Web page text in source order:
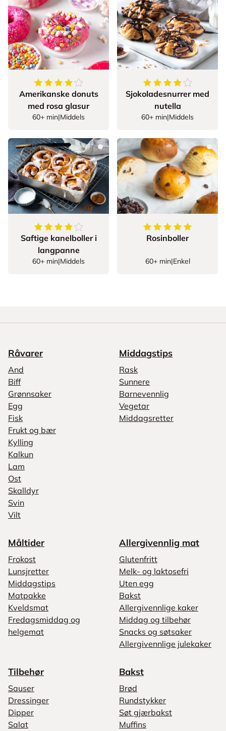
4.5av5 stjerner
Amerikanske donuts
med rosa glasur
60+ min|Middels
4.7av5 stjerner
Sjokoladesnurrer med
nutella
60+ min|Middels
4.068493150684931
stjerner
Saftige kanelboller i
langpanne
60+ min|Middels
5av5stjerner
Rosinboller
60+ min|Enkel
Råvarer
And
Biff
Grønnsaker
Egg
Fisk
Frukt og bær
Kylling
Kalkun
Lam
Ost
Skalldyr
Svin
Vilt
Middagstips
Rask
Sunnere
Barnevennlig
Vegetar
Middagsretter
Måltider
Frokost
Lunsjretter
Middagstips
Matpakke
Kveldsmat
Fredagsmiddag og
helgemat
Allergivennlig mat
Glutenfritt
Melk- og laktosefri
Uten egg
Bakst
Allergivennlige kaker
Middag og tilbehør
Snacks og søtsaker
Allergivennlige julekaker
Tilbehør
Sauser
Dressinger
Dipper
Salat
Bakst
Brød
Rundstykker
Søt gjærbakst
Muffins